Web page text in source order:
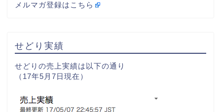
メルマガ登録はこちら
せどり実績
せどりの売上実績は以下の通り
（17年5月7日現在）